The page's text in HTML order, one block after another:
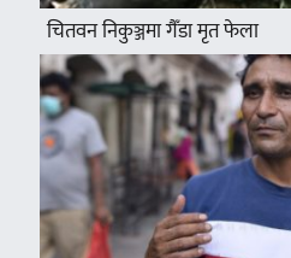
चितवन निकुञ्जमा गैँडा मृत फेला